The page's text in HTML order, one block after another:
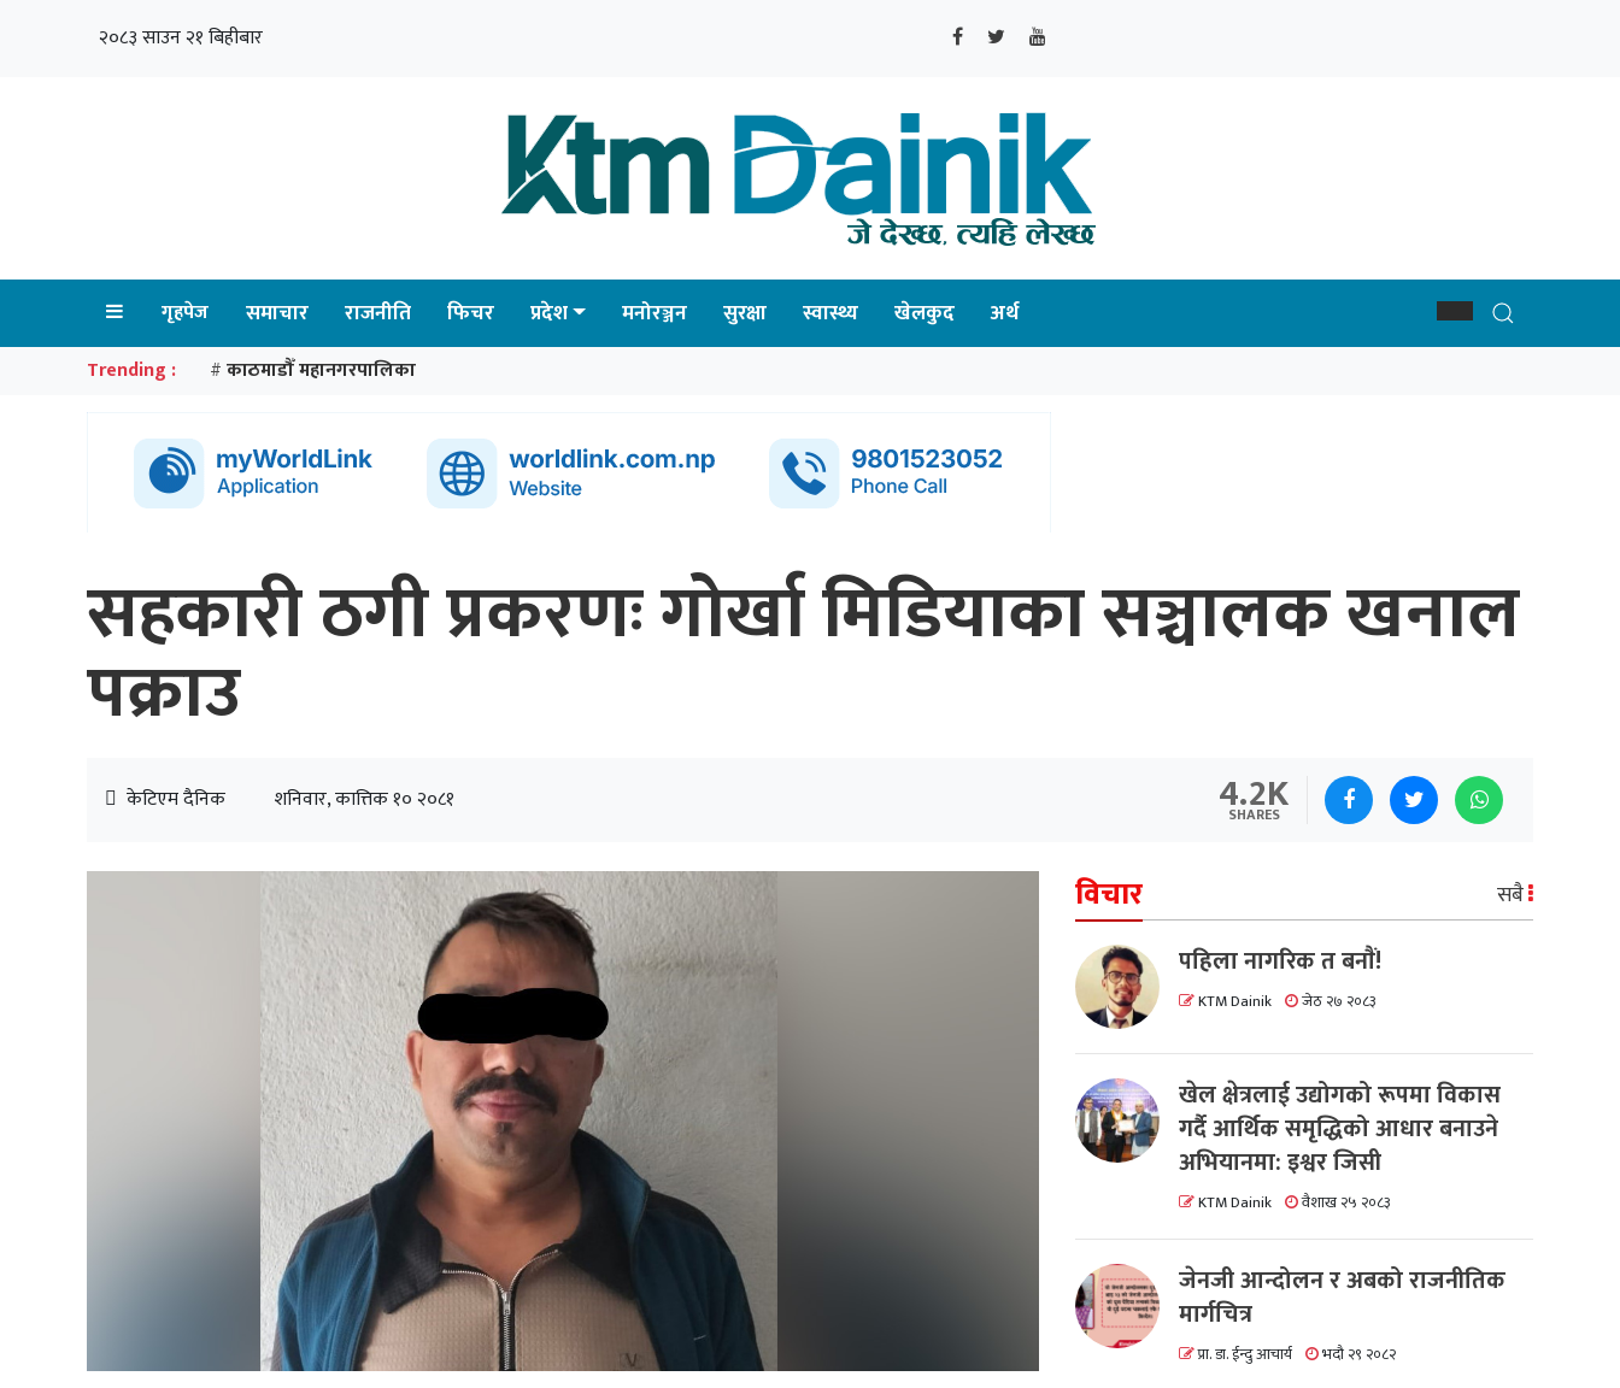
२०८३ साउन २१ बिहीबार
गृहपेज समाचार राजनीति फिचर प्रदेश मनोरञ्जन सुरक्षा स्वास्थ्य खेलकुद अर्थ
Trending : # काठमाडौँ महानगरपालिका
सहकारी ठगी प्रकरणः गोर्खा मिडियाका सञ्चालक खनाल
पक्राउ
केटिएम दैनिक शनिवार, कात्तिक १० २०८१ 4.2K
SHARES
विचार सबै
पहिला नागरिक त बनाैं!
KTM Dainik जेठ २७ २०८३
खेल क्षेत्रलाई उद्योगको रूपमा विकास
गर्दै आर्थिक समृद्धिको आधार बनाउने
अभियानमा: इश्वर जिसी
KTM Dainik वैशाख २५ २०८३
जेनजी आन्दोलन र अबको राजनीतिक
मार्गचित्र
प्रा. डा. ईन्दु आचार्य भदौ २९ २०८२